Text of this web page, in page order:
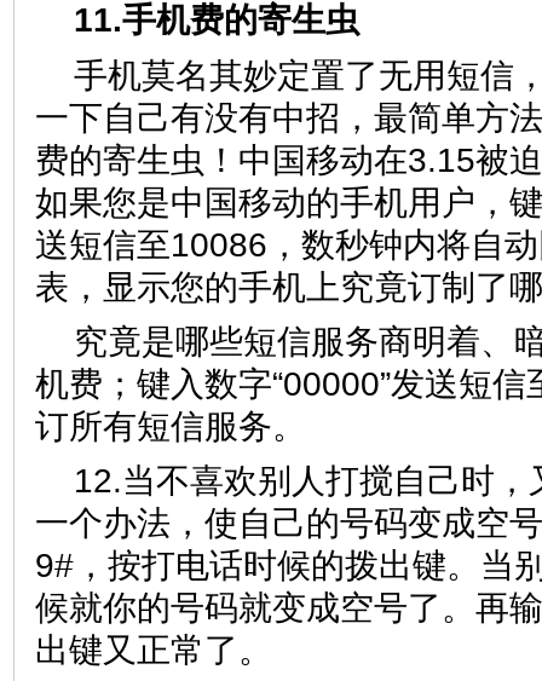
11.手机费的寄生虫
手机莫名其妙定置了无用短信
一下自己有没有中招，最简单方
费的寄生虫！中国移动在3.15被
如果您是中国移动的手机用户，
送短信至10086，数秒钟内将自
表，显示您的手机上究竟订制了
究竟是哪些短信服务商明着、
机费；键入数字“00000”发送短
订所有短信服务。
12.当不喜欢别人打搅自己时
一个办法，使自己的号码变成空
9#，按打电话时候的拨出键。当
候就你的号码就变成空号了。再
出键又正常了。